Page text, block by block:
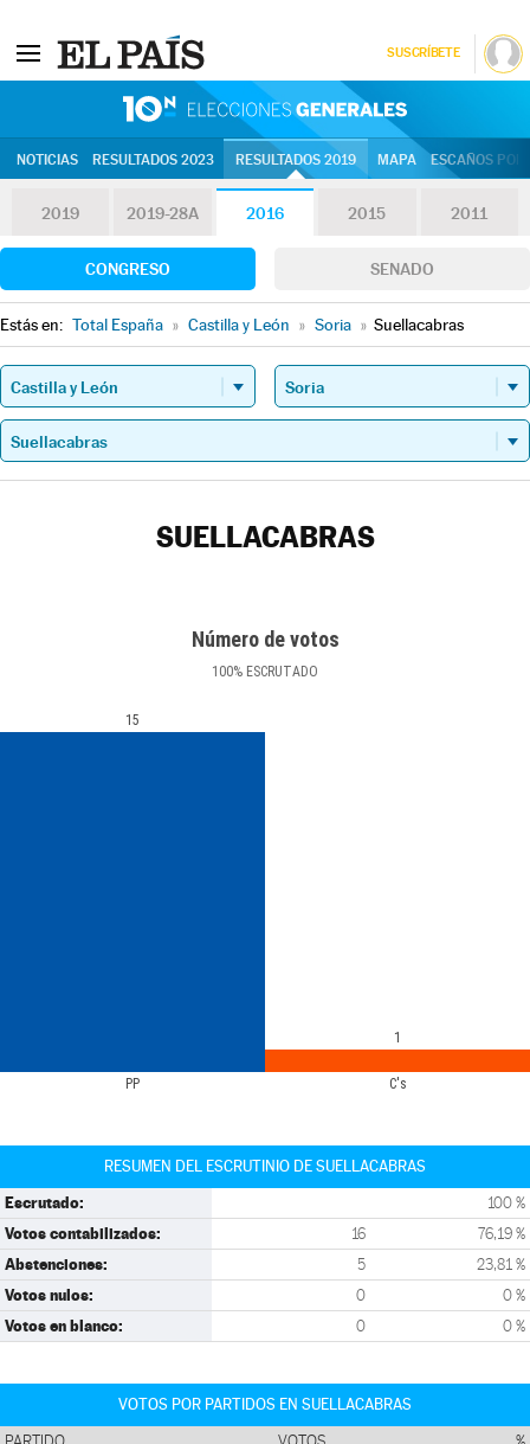
SUSCRÍBETE
NOTICIAS RESULTADOS 2023 RESULTADOS 2019 MAPA ESCAÑOS
2019 2019-28A 2016 2015 2011
CONGRESO SENADO
Estás en: Total España » Castilla y León » Soria » Suellacabras
SUELLACABRAS
Número de votos
100% ESCRUTADO
PP C's
15
1
RESUMEN DEL ESCRUTINIO DE SUELLACABRAS
Escrutado: 100 %
Votos contabilizados: 16 76,19 %
Abstenciones: 5 23,81 %
Votos nulos: 0 0 %
Votos en blanco: 0 0 %
VOTOS POR PARTIDOS EN SUELLACABRAS